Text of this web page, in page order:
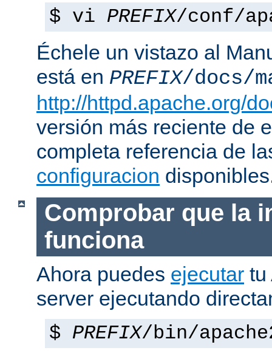
$ vi PREFIX/conf/
Échele un vistazo al
está en PREFIX/docs/
http://httpd.apache.org/
versión más reciente de
completa referencia de
configuracion
Comprobar que la
funciona
Ahora puedes ejecutar tu
server ejecutando
$ PREFIX/bin/